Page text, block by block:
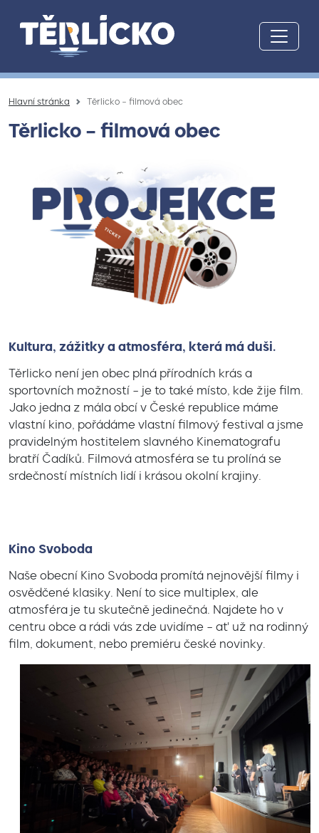
Hlavní stránka Těrlicko – filmová obec
Těrlicko – filmová obec
Kultura, zážitky a atmosféra, která má duši.
Těrlicko není jen obec plná přírodních krás a
sportovních možností – je to také místo, kde žije film.
Jako jedna z mála obcí v České republice máme
vlastní kino, pořádáme vlastní filmový festival a jsme
pravidelným hostitelem slavného Kinematografu
bratří Čadíků. Filmová atmosféra se tu prolíná se
srdečností místních lidí i krásou okolní krajiny.
Kino Svoboda
Naše obecní Kino Svoboda promítá nejnovější filmy i
osvědčené klasiky. Není to sice multiplex, ale
atmosféra je tu skutečně jedinečná. Najdete ho v
centru obce a rádi vás zde uvidíme – ať už na rodinný
film, dokument, nebo premiéru české novinky.